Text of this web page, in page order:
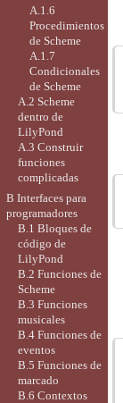
A.1.6
Procedimientos
de Scheme
A.1.7
Condicionales
de Scheme
A.2 Scheme
dentro de
LilyPond
A.3 Construir
funciones
complicadas
B Interfaces para
programadores
B.1 Bloques de
código de
LilyPond
B.2 Funciones de
Scheme
B.3 Funciones
musicales
B.4 Funciones de
eventos
B.5 Funciones de
marcado
B.6 Contextos